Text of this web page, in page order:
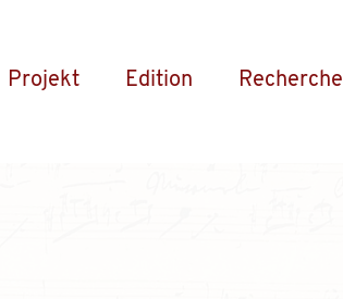
Projekt Edition Recherche